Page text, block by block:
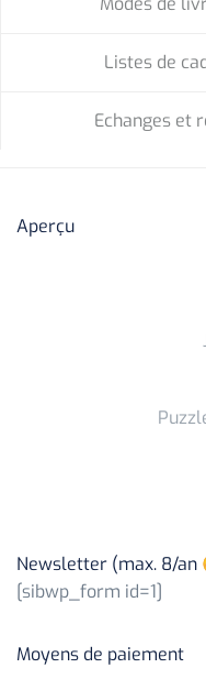
Listes de
Echanges et
Aperçu
Newsletter (max. 8/an
[sibwp_form id=1]
Moyens de paiement